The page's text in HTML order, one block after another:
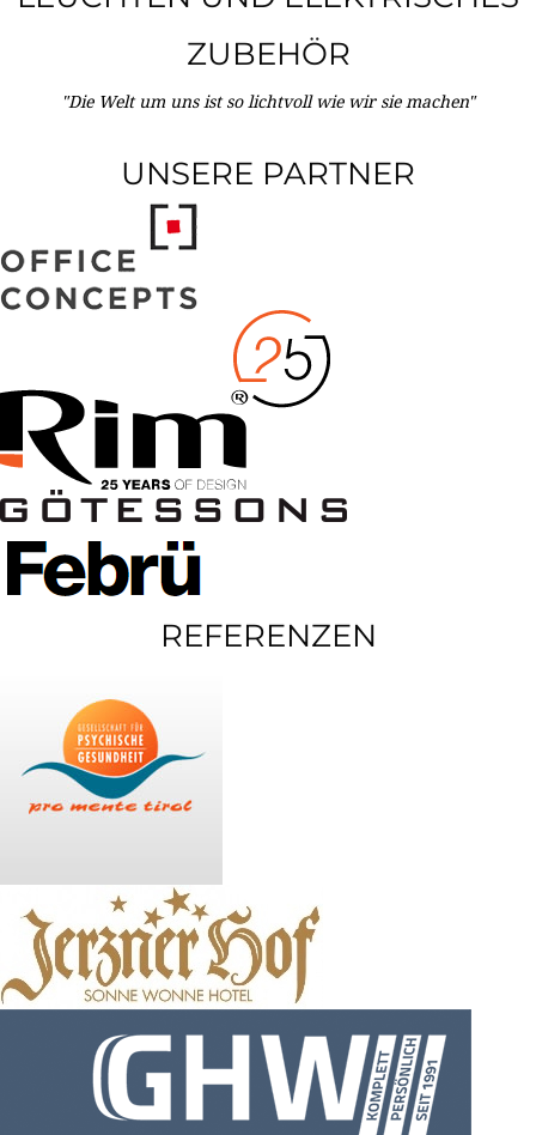
ZUBEHÖR
"Die Welt um uns ist so lichtvoll wie wir sie machen"
UNSERE PARTNER
REFERENZEN